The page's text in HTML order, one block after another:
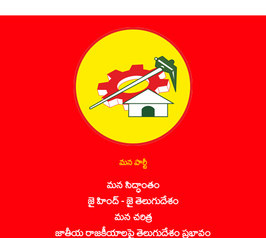
మన పార్టీ
మన సిద్ధాంతం
జై హింద్ - జై తెలుగుదేశం
మన చరిత్ర
జాతీయ రాజకీయాలపై తెలుగుదేశం ప్రభావం